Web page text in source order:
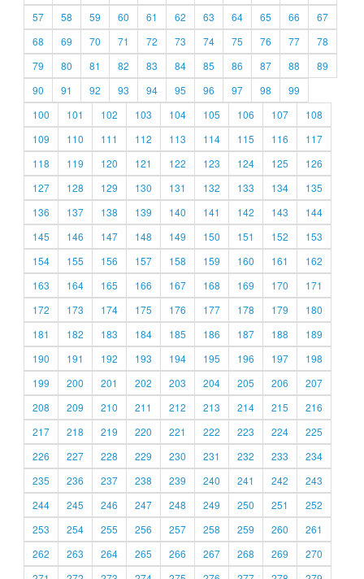
57
58 59 60 61 62 63 64 65 66
67
68
69 70 71 72 73 74 75 76 77
78
79
80 81 82 83 84 85 86 87 88
89
90
91 92 93 94 95 96 97 98
99
100
101 102 103 104 105 106 107
108
109
110 111 112 113 114 115 116
117
118
119 120 121 122 123 124 125
126
127
128 129 130 131 132 133 134
135
136
137 138 139 140 141 142 143
144
145
146 147 148 149 150 151 152
153
154
155 156 157 158 159 160 161
162
163
164 165 166 167 168 169 170
171
172
173 174 175 176 177 178 179
180
181
182 183 184 185 186 187 188
189
190
191 192 193 194 195 196 197
198
199
200 201 202 203 204 205 206
207
208
209 210 211 212 213 214 215
216
217
218 219 220 221 222 223 224
225
226
227 228 229 230 231 232 233
234
235
236 237 238 239 240 241 242
243
244
245 246 247 248 249 250 251
252
253
254 255 256 257 258 259 260
261
262
263 264 265 266 267 268 269
270